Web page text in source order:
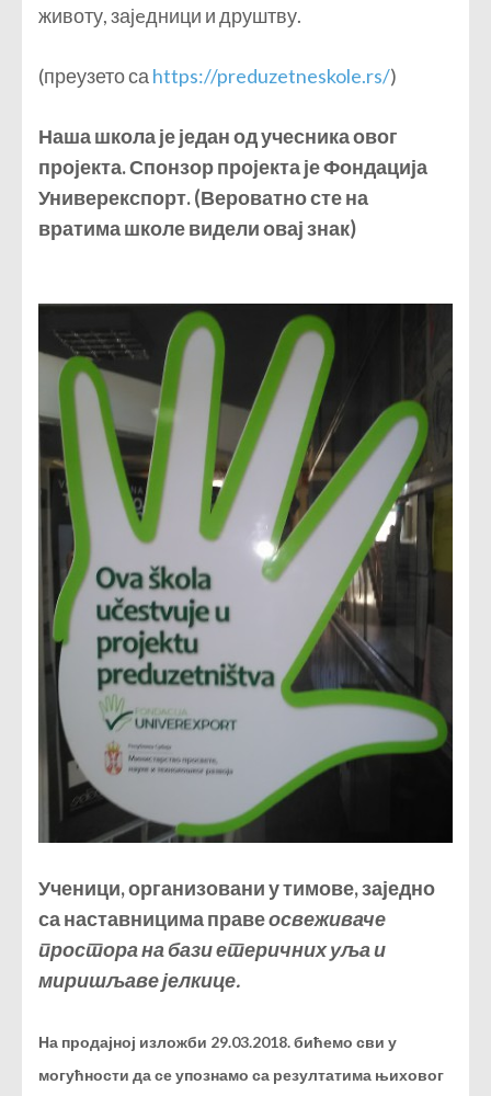
животу, зајeдници и друштву.
(преузето са https://preduzetneskole.rs/)
Наша школа је један од учесника овог
пројекта. Спонзор пројекта је Фондација
Универекспорт. (Вероватно сте на
вратима школе видели овај знак)
Ученици, организовани у тимове, заједно
са наставницима правеосвеживаче
простора на бази етеричних уља и
миришљаве јелкице.
На продајној изложби 29.03.2018. бићемо сви у
могућности да се упознамо са резултатима њиховог